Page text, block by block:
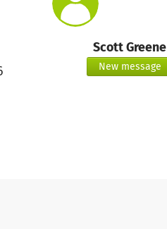
Scott Greene
New message